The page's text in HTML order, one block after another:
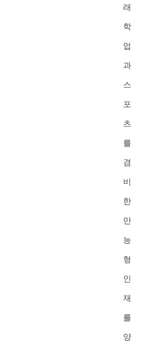
래
학
업
과
스
포
츠
를
겸
비
한
만
능
형
인
재
를
양